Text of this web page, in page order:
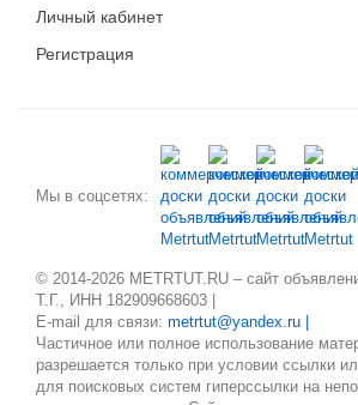
Личный кабинет
Регистрация
Мы в соцсетях:
© 2014-2026 METRTUT.RU – сайт
Т.Г., ИНН 182909668603 |
E-mail для связи: metrtut@yandex.ru |
Частичное или полное использование
разрешается только при условии ссылки
для поисковых систем гиперссылки на